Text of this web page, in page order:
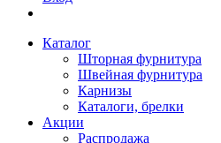
Каталог
Шторная фурнитура
Швейная фурнитура
Карнизы
Каталоги, брелки
Акции
Распродажа